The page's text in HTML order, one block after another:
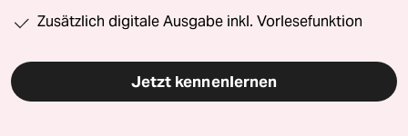
Zusätzlich digitale Ausgabe inkl. Vorlesefunktion
Jetzt kennenlernen